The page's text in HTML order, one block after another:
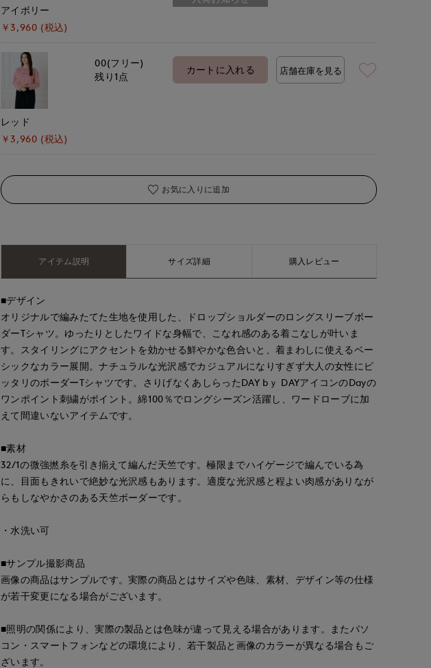
アイボリー
￥3,960 (税込)
レッド
￥3,960 (税込)
00(フリー)
残り1点
カートに入れる 店舗在庫を見る
お気に入りに追加
アイテム説明 サイズ詳細 購入レビュー
■デザイン
オリジナルで編みたてた生地を使用した、ドロップショルダーのロングスリーブボー
ダーTシャツ。ゆったりとしたワイドな身幅で、こなれ感のある着こなしが叶いま
す。スタイリングにアクセントを効かせる鮮やかな色合いと、着まわしに使えるベー
シックなカラー展開。ナチュラルな光沢感でカジュアルになりすぎず大人の女性にピ
ッタリのボーダーTシャツです。さりげなくあしらったDAY bｙ DAYアイコンのDayの
ワンポイント刺繍がポイント。綿100％でロングシーズン活躍し、ワードローブに加
えて間違いないアイテムです。
■素材
32/1の微強撚糸を引き揃えて編んだ天竺です。極限までハイゲージで編んでいる為
に、目面もきれいで絶妙な光沢感もあります。適度な光沢感と程よい肉感がありなが
らもしなやかさのある天竺ボーダーです。
・水洗い可
■サンプル撮影商品
画像の商品はサンプルです。実際の商品とはサイズや色味、素材、デザイン等の仕様
が若干変更になる場合がございます。
■照明の関係により、実際の製品とは色味が違って見える場合があります。またパソ
コン・スマートフォンなどの環境により、若干製品と画像のカラーが異なる場合もご
ざいます。